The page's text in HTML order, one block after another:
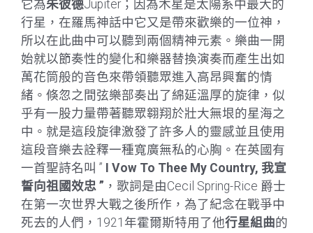
它為朱彼德Jupiter；因為木星是太陽系中最大的
行星，在羅馬神話中它又是帶來歡樂的一位神，
所以在此曲中可以聽到兩個精神元素。樂曲一開
始就以節奏性的變化和樂器替換演奏而產生出如
萬花筒般的音色來帶領聽眾進入高昂興奮的情
緒。倏忽之間弦樂部奏出了綿延溫厚的旋律，似
乎有一股力量帶著聽眾翱翔於壯大無垠的星海之
中。就是這段旋律激發了許多人的靈感並且使用
這段音樂去詮釋一種寬廣無私的心胸。在英國有
一首聖詩名叫 ”
I Vow To Thee My Country, 我宣
誓向祖國效忠 ” ，歌詞是由Cecil Spring-Rice 爵士
在第一次世界大戰之後所作，為了紀念在戰爭中
死去的人們，1921年霍爾斯特用了他行星組曲的